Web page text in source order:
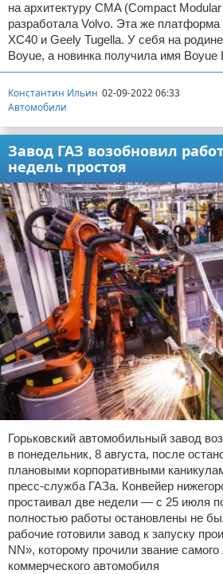
на архитектуру CMA (Compact
разработала Volvo. Эта же
XC40 и Geely Tugella. У себя на
Boyue, а новинка получила имя
Константин Ильин 02-09-2022 06:33
Автомобили
Завод ГАЗ возобновил
недель простоя
Горьковский автомобильный завод
в понедельник, 8 августа, после
плановыми корпоративными
пресс-служба ГАЗа. Конвейер
простаивал две недели — с 25 июля
полностью работы остановлены не
рабочие готовили завод к запуску
NN», которому прочили звание самого
коммерческого автомобиля